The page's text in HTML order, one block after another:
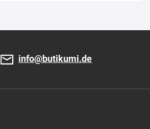
info@butikumi.de